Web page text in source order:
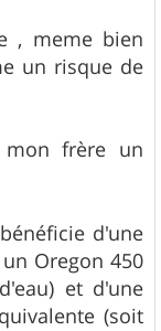
, meme bien
un risque de
frère un
d'une
Oregon 450
et d'une
(soit